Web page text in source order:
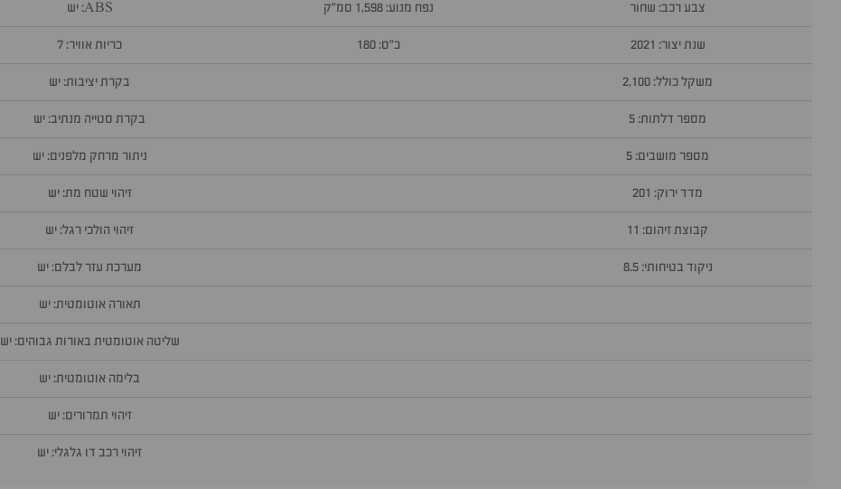
צבע רכב: שחור
שנת יצור: 2021
משקל כולל: 2,100
מספר דלתות: 5
מספר מושבים: 5
מדד ירוק: 201
קבוצת זיהום: 11
ניקוד בטיחותי: 8.5
נפח מנוע: 1,598 סמ״ק
כ״ס: 180
ABS: יש
כריות אוויר: 7
בקרת יציבות: יש
בקרת סטייה מנתיב: יש
ניתור מרחק מלפנים: יש
זיהוי שטח מת: יש
זיהוי הולכי רגל: יש
מערכת עזר לבלם: יש
תאורה אוטומטית: יש
שליטה אוטומטית באורות גבוהים: יש
בלימה אוטומטית: יש
זיהוי תמרורים: יש
זיהוי רכב דו גלגלי: יש